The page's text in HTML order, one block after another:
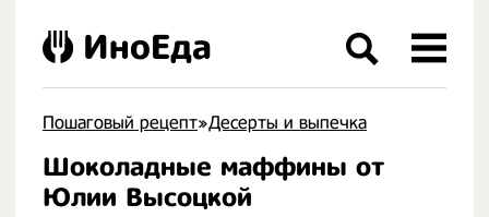
Пошаговый рецепт»Десерты и выпечка
Шоколадные маффины от
Юлии Высоцкой
ИноЕда